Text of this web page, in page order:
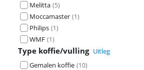
Melitta (5)
Moccamaster (1)
Philips (1)
WMF (1)
Type koffie/vulling Uitleg
Gemalen koffie (10)